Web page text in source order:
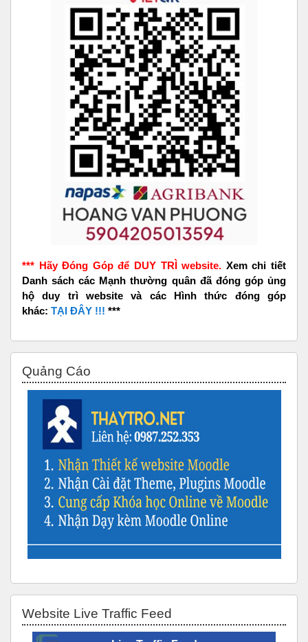
*** Hãy Đóng Góp để DUY TRÌ website. Xem chi tiết
Danh sách các Mạnh thường quân đã đóng góp ủng
hộ duy trì website và các Hình thức đóng góp
khác: TẠI ĐÂY !!! ***
Quảng Cáo
Website Live Traffic Feed